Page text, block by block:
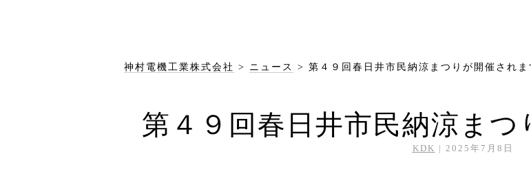
神村電機工業株式会社 > ニュース > 第４９回春日井市民納涼まつりが開催されま
第４９回春日井市民納涼まつ
KDK | 2025年7月8日